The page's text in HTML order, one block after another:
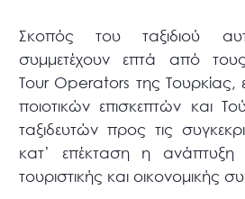
Σκοπός του ταξιδιού
συμμετέχουν επτά από
Tour Operators της Τουρκίας,
ποιοτικών επισκεπτών και
ταξιδευτών προς τις
κατ’ επέκταση η ανάπτυξη
τουριστικής και οικονομικής